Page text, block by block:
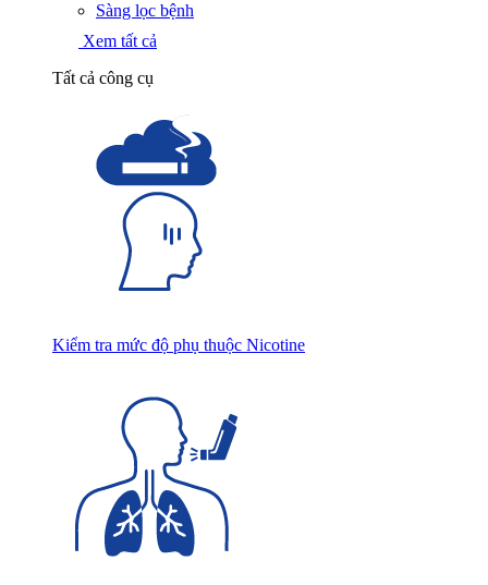
Sàng lọc bệnh
Xem tất cả
Tất cả công cụ
Kiểm tra mức độ phụ thuộc Nicotine